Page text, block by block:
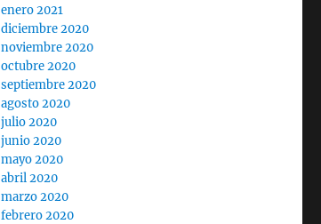
enero 2021
diciembre 2020
noviembre 2020
octubre 2020
septiembre 2020
agosto 2020
julio 2020
junio 2020
mayo 2020
abril 2020
marzo 2020
febrero 2020